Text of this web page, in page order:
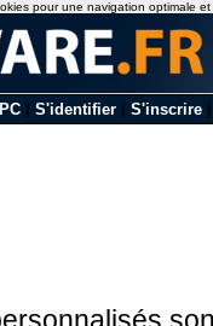
PC S'identifier S'inscrire
pour une navigation optimale